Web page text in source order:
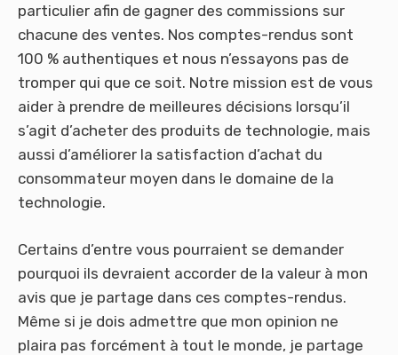
particulier afin de gagner des commissions sur
chacune des ventes. Nos comptes-rendus sont
100 % authentiques et nous n’essayons pas de
tromper qui que ce soit. Notre mission est de vous
aider à prendre de meilleures décisions lorsqu’il
s’agit d’acheter des produits de technologie, mais
aussi d’améliorer la satisfaction d’achat du
consommateur moyen dans le domaine de la
technologie.
Certains d’entre vous pourraient se demander
pourquoi ils devraient accorder de la valeur à mon
avis que je partage dans ces comptes-rendus.
Même si je dois admettre que mon opinion ne
plaira pas forcément à tout le monde, je partage